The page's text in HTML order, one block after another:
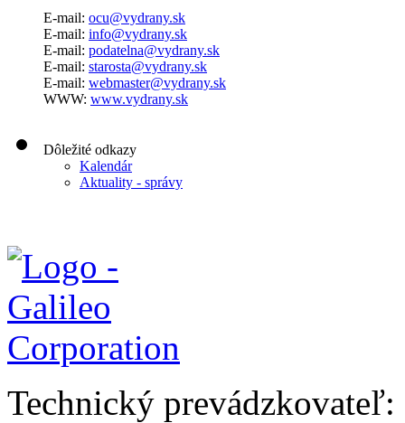
E-mail: ocu@vydrany.sk
E-mail: info@vydrany.sk
E-mail: podatelna@vydrany.sk
E-mail: starosta@vydrany.sk
E-mail: webmaster@vydrany.sk
WWW: www.vydrany.sk
Dôležité odkazy
Kalendár
Aktuality - správy
Technický prevádzkovateľ: